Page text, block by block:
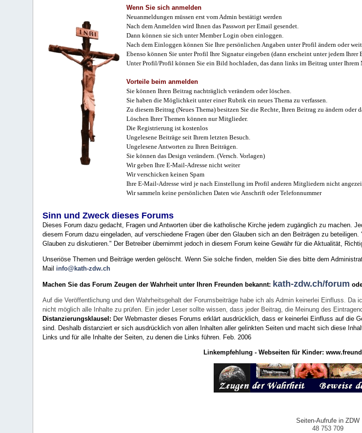
Wenn Sie sich anmelden
Neuanmeldungen müssen erst vom Admin bestätigt werden
Nach dem Anmelden wird Ihnen das Passwort per Email gesendet.
Dann können sie sich unter Member Login oben einloggen.
Nach dem Einloggen können Sie Ihre persönlichen Angaben unter Profil ändern oder
Ebenso können Sie unter Profil Ihre Signatur eingeben (dann erscheint unter jedem Ihrer
Unter Profil/Profil können Sie ein Bild hochladen, das dann links im Beitrag unter Ihrem
Vorteile beim anmelden
Sie können Ihren Beitrag nachträglich verändern oder löschen.
Sie haben die Möglichkeit unter einer Rubrik ein neues Thema zu verfassen.
Zu diesem Beitrag (Neues Thema) besitzen Sie die Rechte, Ihren Beitrag zu ändern oder
Löschen Ihrer Themen können nur Mitglieder.
Die Registrierung ist kostenlos
Ungelesene Beiträge seit Ihrem letzten Besuch.
Ungelesene Antworten zu Ihren Beiträgen.
Sie können das Design verändern. (Versch. Vorlagen)
Wir geben Ihre E-Mail-Adresse nicht weiter
Wir verschicken keinen Spam
Ihre E-Mail-Adresse wird je nach Einstellung im Profil anderen Mitgliedern nicht
Wir sammeln keine persönlichen Daten wie Anschrift oder Telefonnummer
Sinn und Zweck dieses Forums
Dieses Forum dazu gedacht, Fragen und Antworten über die katholische Kirche jedem zugänglich zu machen.
diesem Forum dazu eingeladen, auf verschiedene Fragen über den Glauben sich an den Beiträgen zu
Glauben zu diskutieren." Der Betreiber übernimmt jedoch in diesem Forum keine Gewähr für die Aktualität,
Unseriöse Themen und Beiträge werden gelöscht. Wenn Sie solche finden, melden Sie dies bitte dem
Mail info@kath-zdw.ch
Machen Sie das Forum Zeugen der Wahrheit unter Ihren Freunden bekannt: kath-zdw.ch/forum
Auf die Veröffentlichung und den Wahrheitsgehalt der Forumsbeiträge habe ich als Admin keinerlei Einfluss.
nicht möglich alle Inhalte zu prüfen. Ein jeder Leser sollte wissen, dass jeder Beitrag, die Meinung des
Distanzierungsklausel: Der Webmaster dieses Forums erklärt ausdrücklich, dass er keinerlei Einfluss auf die
sind. Deshalb distanziert er sich ausdrücklich von allen Inhalten aller gelinkten Seiten und macht sich diese
Links und für alle Inhalte der Seiten, zu denen die Links führen. Feb. 2006
Linkempfehlung - Webseiten für Kinder:
Seiten-Aufrufe in ZDW
48 753 709